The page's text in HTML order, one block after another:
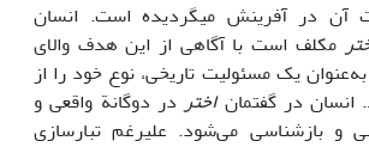
آن در آفرینش می­گردیده است. انسان
مکلف است با آگاهی از این هدف والای
یک مسئولیت تاریخی، نوع خود را از
انسان در گفتماناختردر دوگانة واقعی و
بازشناسی می‌شود. علی­رغم تبارسازی